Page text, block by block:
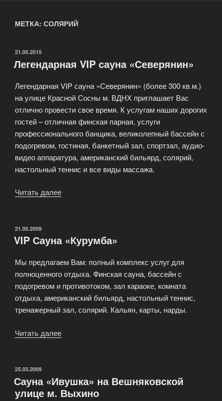
МЕТКА: СОЛЯРИЙ
ОПУБЛИКОВАНО
21.05.2015
Легендарная VIP сауна «Северянин»
Легендарная VIP сауна «Северянин» (более 300 кв.м.)
на улице Красной Сосны м. ВДНХ приглашает Вас
отлично провести свое время. К услугам наших дорогих
гостей – отличная финская парная, услуги
профессионального банщика, великолепный бассейн с
подогревом, гостиная, банкетный зал, спортзал, аудио-
видео аппаратура, американский бильярд, солярий,
настольный теннис и все виды массажа.
Читать далее
ОПУБЛИКОВАНО
21.05.2009
VIP Сауна «Курумба»
Мы предлагаем Вам: полный комплекс услуг для
полноценного отдыха. Финская сауна, бассейн с
подогревом и противотоком, зал караоке, комната
отдыха, американский бильярд, настольный теннис,
тренажерный зал, солярий. Кальян, карты, нарды.
Читать далее
ОПУБЛИКОВАНО
25.03.2009
Сауна «Ивушка» на Вешняковской
улице м. Выхино